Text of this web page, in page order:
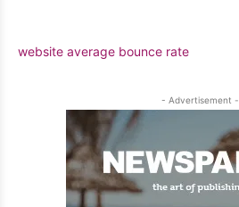
website average bounce rate
- Advertisement -